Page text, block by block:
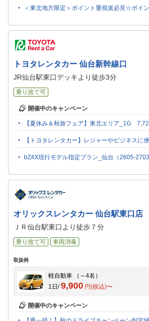
＜東北地方限定＞ポイント重視派必見☆ポイント10倍
トヨタレンタカー 仙台新幹線口
JR仙台駅東口デッキより徒歩3分
乗り捨て可
開催中のキャンペーン
【夏休み＆秋旅フェア】東北エリア_1G
【トヨタレンタカー】レジャーやビジネスに便利なスタンダ
bZ4X現行モデル指定プラン_仙台（2605-2703
オリックスレンタカー 仙台駅東口店
ＪＲ仙台駅東口より徒歩７分
乗り捨て可 車両消毒
取扱例
軽自動車
（～4名）
1日/9,900 円(税込)〜
開催中のキャンペーン